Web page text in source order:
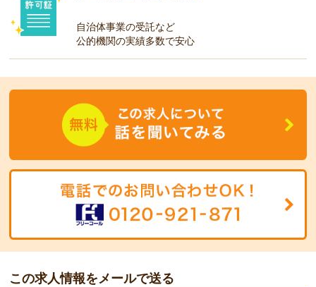
自治体事業の受託など
公的機関の実績多数で安心
この求人情報をメールで送る